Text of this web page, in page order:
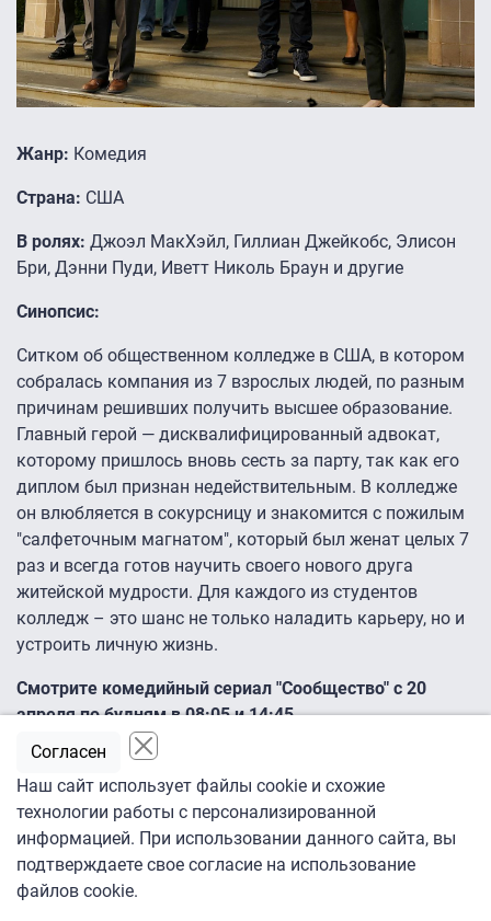
Жанр: Комедия
Страна: США
В ролях: Джоэл МакХэйл, Гиллиан Джейкобс, Элисон
Бри, Дэнни Пуди, Иветт Николь Браун и другие
Синопсис:
Ситком об общественном колледже в США, в котором
собралась компания из 7 взрослых людей, по разным
причинам решивших получить высшее образование.
Главный герой — дисквалифицированный адвокат,
которому пришлось вновь сесть за парту, так как его
диплом был признан недействительным. В колледже
он влюбляется в сокурсницу и знакомится с пожилым
"салфеточным магнатом", который был женат целых 7
раз и всегда готов научить своего нового друга
житейской мудрости. Для каждого из студентов
колледж – это шанс не только наладить карьеру, но и
устроить личную жизнь.
Смотрите комедийный сериал "Сообщество" c 20
апреля по будням в 08:05 и 14:45
Кто хочет быть супергероем (Who wants to
be a superhero)
Наш сайт использует файлы cookie и схожие
технологии работы с персонализированной
информацией. При использовании данного сайта, вы
подтверждаете свое согласие на использование
файлов cookie.
Согласен